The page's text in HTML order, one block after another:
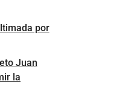
por
Juan
la